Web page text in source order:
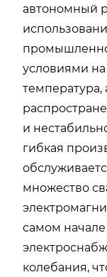
автономный
условиями
температура,
и
гибкая
множество
самом начале
колебания,